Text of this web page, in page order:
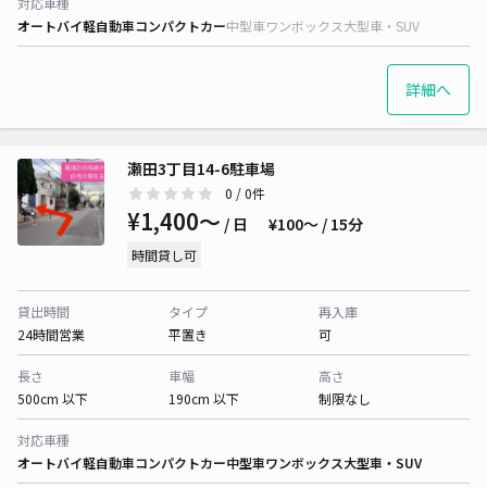
オートバイ軽自動車コンパクトカー中型車ワンボックス大型車・SUV
詳細へ
瀬田3丁目14-6駐車場
0 / 0件
¥1,400〜 / 日 ¥100〜 / 15分
時間貸し可
貸出時間
24時間営業
タイプ
平置き
再入庫
可
長さ
500cm 以下
車幅
190cm 以下
高さ
制限なし
対応車種
オートバイ軽自動車コンパクトカー中型車ワンボックス大型車・SUV